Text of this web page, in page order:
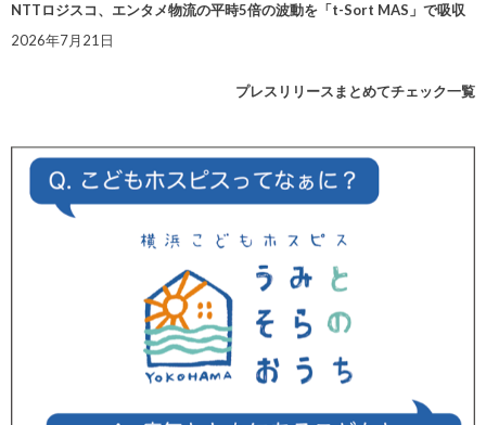
NTTロジスコ、エンタメ物流の平時5倍の波動を「t-Sort MAS」で吸収
2026年7月21日
プレスリリースまとめてチェック一覧